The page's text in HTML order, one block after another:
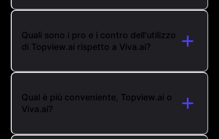
Quali sono i pro e i contro dell'utilizzo
di Topview.ai rispetto a Viva.ai?
Qual è più conveniente, Topview.ai o
Viva.ai?